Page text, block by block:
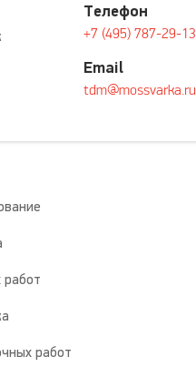
Телефон
+7 (495) 787-29-13
Email
tdm@mossvarka.ru
работ